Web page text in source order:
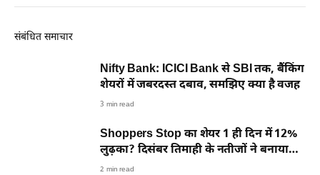
संबंधित समाचार
Nifty Bank: ICICI Bank से SBI तक, बैंकिंग
शेयरों में जबरदस्त दबाव, समझिए क्या है वजह
3 min read
Shoppers Stop का शेयर 1 ही दिन में 12%
लुढ़का? दिसंबर तिमाही के नतीजों ने बनाया
दबाव
2 min read